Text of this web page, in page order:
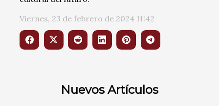
Nuevos Artículos
Viernes, 23 de febrero de 2024 11:42